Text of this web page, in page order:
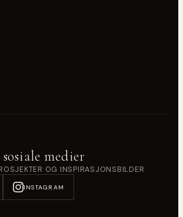
medier
OG INSPIRASJONSBILDER
INSTAGRAM